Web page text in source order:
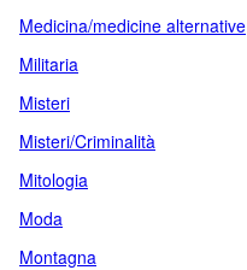
Medicina/medicine alternative
Militaria
Misteri
Misteri/Criminalità
Mitologia
Moda
Montagna